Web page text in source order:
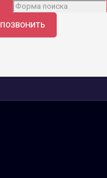
ПОЗВОНИТЬ